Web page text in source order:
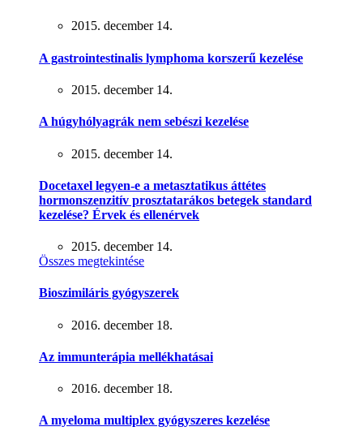
2015. december 14.
A gastrointestinalis lymphoma korszerű kezelése
2015. december 14.
A húgyhólyagrák nem sebészi kezelése
2015. december 14.
Docetaxel legyen-e a metasztatikus áttétes
hormonszenzitív prosztatarákos betegek standard
kezelése? Érvek és ellenérvek
2015. december 14.
Összes megtekintése
Bioszimiláris gyógyszerek
2016. december 18.
Az immunterápia mellékhatásai
2016. december 18.
A myeloma multiplex gyógyszeres kezelése